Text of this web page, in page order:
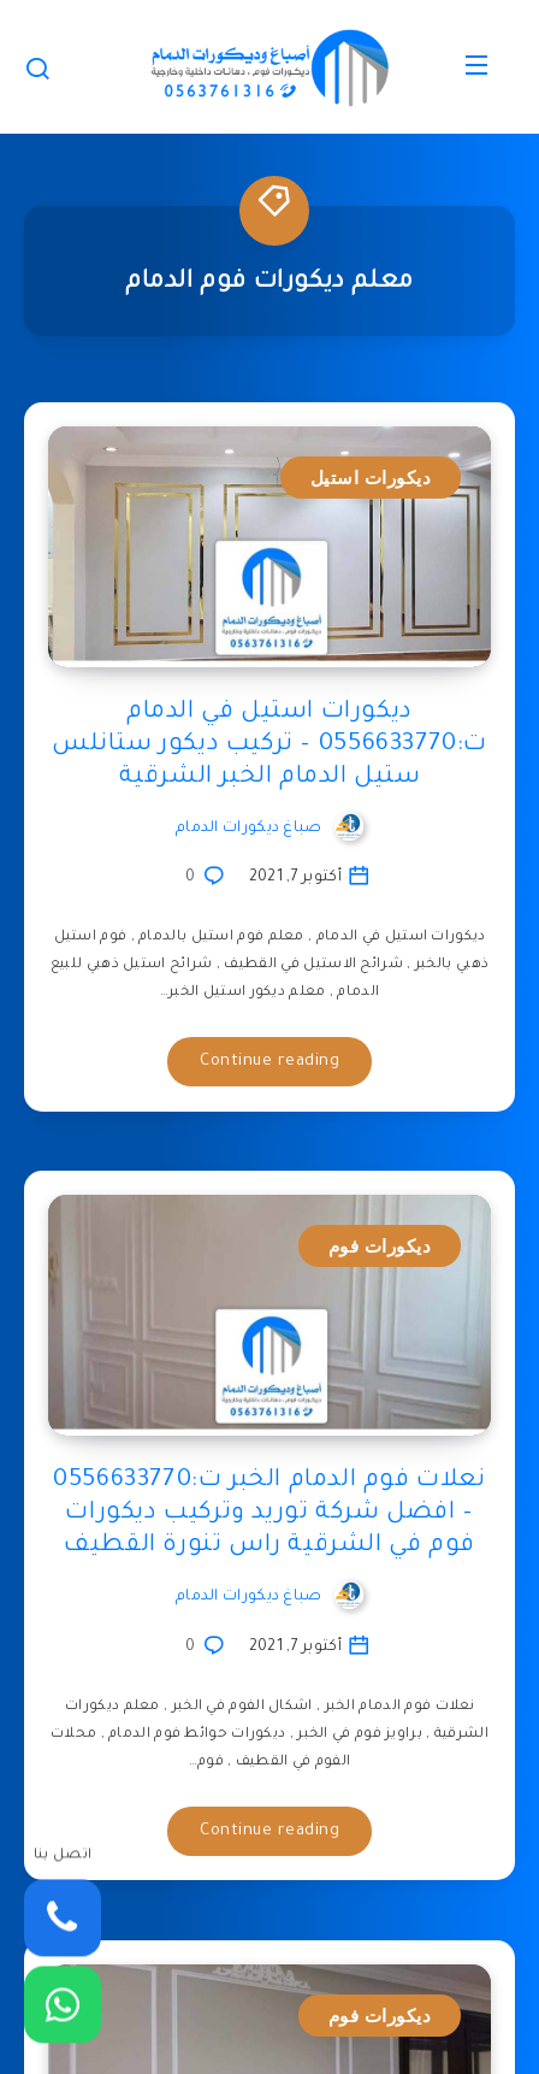
معلم ديكورات فوم الدمام
ديكورات استيل
ديكورات استيل في الدمام
ت:0556633770 – تركيب ديكور ستانلس
ستيل الدمام الخبر الشرقية
صباغ ديكورات الدمام
أكتوبر 7, 2021 0
ديكورات استيل في الدمام , معلم فوم استيل بالدمام , فوم استيل
ذهبي بالخبر , شرائح الاستيل في القطيف , شرائح استيل ذهبي للبيع
الدمام , معلم ديكور استيل الخبر…
Continue reading
ديكورات فوم
نعلات فوم الدمام الخبر ت:0556633770
– افضل شركة توريد وتركيب ديكورات
فوم في الشرقية راس تنورة القطيف
صباغ ديكورات الدمام
أكتوبر 7, 2021 0
نعلات فوم الدمام الخبر , اشكال الفوم في الخبر , معلم ديكورات
الشرقية , براويز فوم في الخبر , ديكورات حوائط فوم الدمام , محلات
الفوم في القطيف , فوم…
Continue reading
ديكورات فوم
اتصل بنا